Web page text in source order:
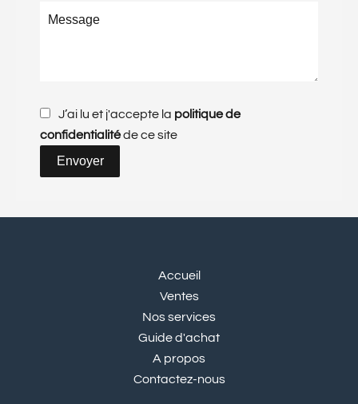
J’ai lu et j'accepte la politique de
confidentialitéde ce site
Envoyer
Accueil
Ventes
Nos services
Guide d'achat
A propos
Contactez-nous